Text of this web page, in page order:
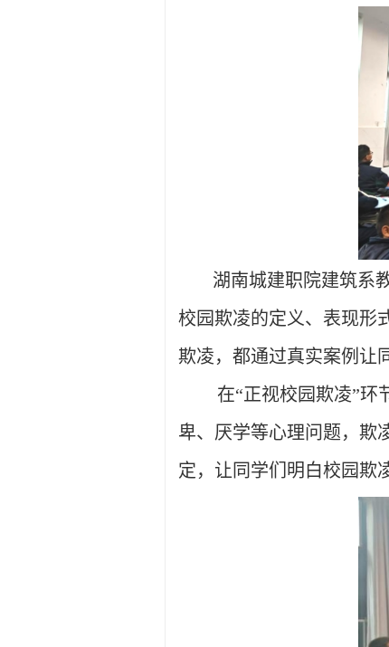
湖南城建职院建筑系
校园欺凌的定义、表现形
欺凌，都通过真实案例让
在“正视校园欺凌”环
卑、厌学等心理问题，欺
定，让同学们明白校园欺